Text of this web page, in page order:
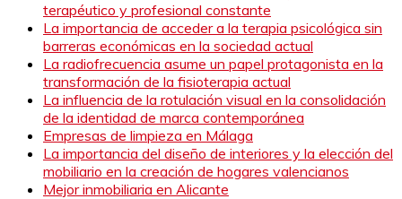
terapéutico y profesional constante
La importancia de acceder a la terapia psicológica sin
barreras económicas en la sociedad actual
La radiofrecuencia asume un papel protagonista en la
transformación de la fisioterapia actual
La influencia de la rotulación visual en la consolidación
de la identidad de marca contemporánea
Empresas de limpieza en Málaga
La importancia del diseño de interiores y la elección del
mobiliario en la creación de hogares valencianos
Mejor inmobiliaria en Alicante